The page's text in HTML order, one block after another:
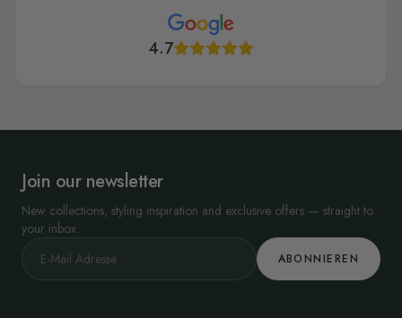
4.7
Join our newsletter
New collections, styling inspiration and exclusive offers — straight to
your inbox.
ABONNIEREN